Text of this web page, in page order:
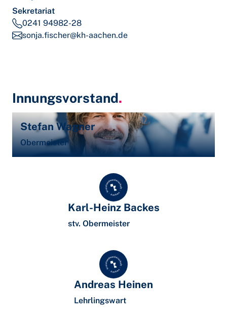
Sekretariat
0241 94982-28
sonja.fischer@kh-aachen.de
Innungsvorstand.
Stefan Wagner
Obermeister
Karl-Heinz Backes
stv. Obermeister
Andreas Heinen
Lehrlingswart